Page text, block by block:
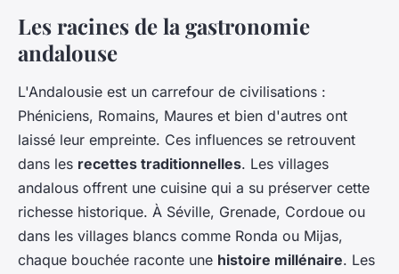
Les racines de la gastronomie
andalouse
L'Andalousie est un carrefour de civilisations :
Phéniciens, Romains, Maures et bien d'autres ont
laissé leur empreinte. Ces influences se retrouvent
dans les recettes traditionnelles. Les villages
andalous offrent une cuisine qui a su préserver cette
richesse historique. À Séville, Grenade, Cordoue ou
dans les villages blancs comme Ronda ou Mijas,
chaque bouchée raconte une histoire millénaire. Les